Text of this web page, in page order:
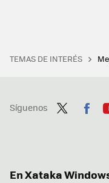
TEMAS DE INTERÉS
Síguenos
En Xataka